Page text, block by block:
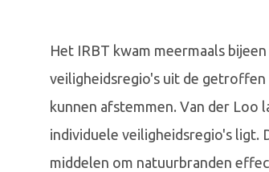
Het IRBT kwam meermaals
veiligheidsregio's uit de getroffen
kunnen afstemmen. Van der
individuele veiligheidsregio's ligt.
middelen om natuurbranden